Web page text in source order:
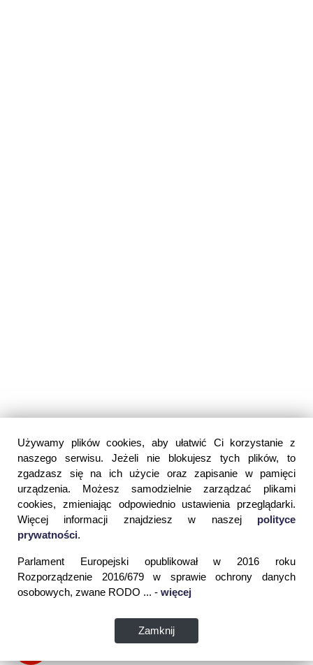
Używamy plików cookies, aby ułatwić Ci korzystanie z
naszego serwisu. Jeżeli nie blokujesz tych plików, to
zgadzasz się na ich użycie oraz zapisanie w pamięci
urządzenia. Możesz samodzielnie zarządzać plikami
cookies, zmieniając odpowiednio ustawienia przeglądarki.
Więcej informacji znajdziesz w naszej polityce
prywatności.
Parlament Europejski opublikował w 2016 roku
Rozporządzenie 2016/679 w sprawie ochrony danych
osobowych, zwane RODO ... - więcej
Zamknij